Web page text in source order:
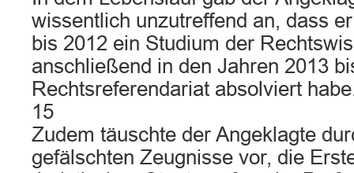
wissentlich unzutreffend an, dass
bis 2012 ein Studium der
anschließend in den Jahren 2013
Rechtsreferendariat absolviert
15
Zudem täuschte der Angeklagte
gefälschten Zeugnisse vor, die